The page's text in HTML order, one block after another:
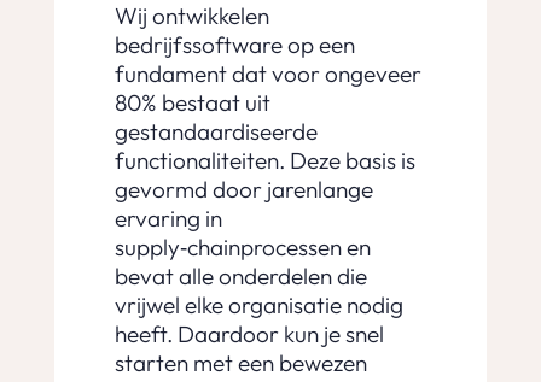
Wij ontwikkelen
bedrijfssoftware op een
fundament dat voor ongeveer
80% bestaat uit
gestandaardiseerde
functionaliteiten. Deze basis is
gevormd door jarenlange
ervaring in
supply‑chainprocessen en
bevat alle onderdelen die
vrijwel elke organisatie nodig
heeft. Daardoor kun je snel
starten met een bewezen